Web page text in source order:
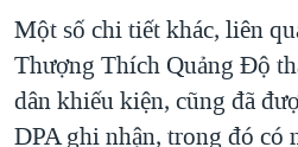
Một số chi tiết khác, liên
Thượng Thích Quảng Độ
dân khiếu kiện, cũng đã
DPA ghi nhận, trong đó có